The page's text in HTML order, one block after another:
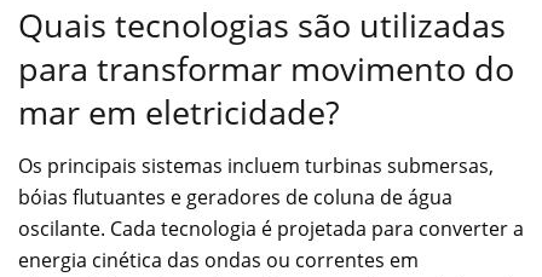
Quais tecnologias são utilizadas
para transformar movimento do
mar em eletricidade?
Os principais sistemas incluem turbinas submersas,
bóias flutuantes e geradores de coluna de água
oscilante. Cada tecnologia é projetada para converter a
energia cinética das ondas ou correntes em